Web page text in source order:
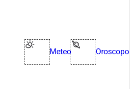
Meteo Oroscopo